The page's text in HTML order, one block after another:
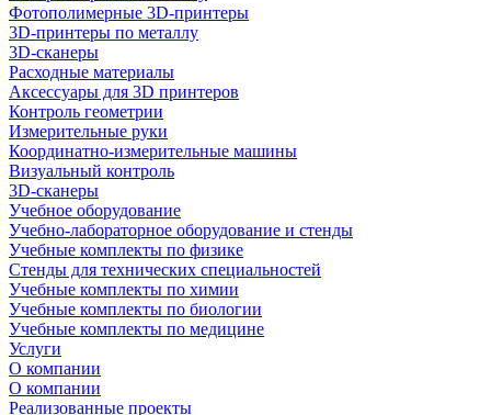
Фотополимерные 3D-принтеры
3D-принтеры по металлу
3D-сканеры
Расходные материалы
Аксессуары для 3D принтеров
Контроль геометрии
Измерительные руки
Координатно-измерительные машины
Визуальный контроль
3D-сканеры
Учебное оборудование
Учебно-лабораторное оборудование и стенды
Учебные комплекты по физике
Стенды для технических специальностей
Учебные комплекты по химии
Учебные комплекты по биологии
Учебные комплекты по медицине
Услуги
О компании
О компании
Реализованные проекты